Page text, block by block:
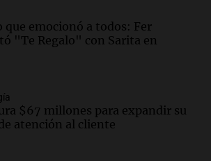
que emocionó a todos: Fer
"Te Regalo" con Sarita en
$67 millones para expandir su
atención al cliente